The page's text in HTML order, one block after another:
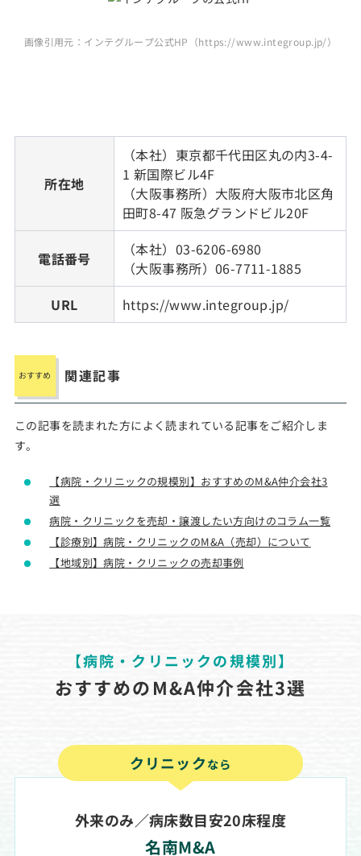
画像引用元：インテグループ公式HP（https://www.integroup.jp/）
所在地
（本社）東京都千代田区丸の内3-4-
1 新国際ビル4F
（大阪事務所）大阪府大阪市北区角
田町8-47 阪急グランドビル20F
電話番号
（本社）03-6206-6980
（大阪事務所）06-7711-1885
URL
https://www.integroup.jp/
関連記事
この記事を読まれた方によく読まれている記事をご紹介しま
す。
【病院・クリニックの規模別】おすすめのM&A仲介会社3
選
病院・クリニックを売却・譲渡したい方向けのコラム一覧
【診療別】病院・クリニックのM&A（売却）について
【地域別】病院・クリニックの売却事例
【病院・クリニックの規模別】
おすすめのM&A仲介会社3選
クリニックなら
外来のみ／病床数目安20床程度
名南M&A